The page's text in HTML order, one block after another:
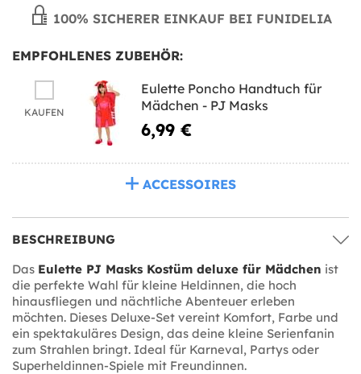
100% SICHERER EINKAUF BEI FUNIDELIA
EMPFOHLENES ZUBEHÖR:
KAUFEN
Eulette Poncho Handtuch für
Mädchen - PJ Masks
6,99 €
ACCESSOIRES
BESCHREIBUNG
Das Eulette PJ Masks Kostüm deluxe für Mädchen ist
die perfekte Wahl für kleine Heldinnen, die hoch
hinausfliegen und nächtliche Abenteuer erleben
möchten. Dieses Deluxe-Set vereint Komfort, Farbe und
ein spektakuläres Design, das deine kleine Serienfanin
zum Strahlen bringt. Ideal für Karneval, Partys oder
Superheldinnen-Spiele mit Freundinnen.